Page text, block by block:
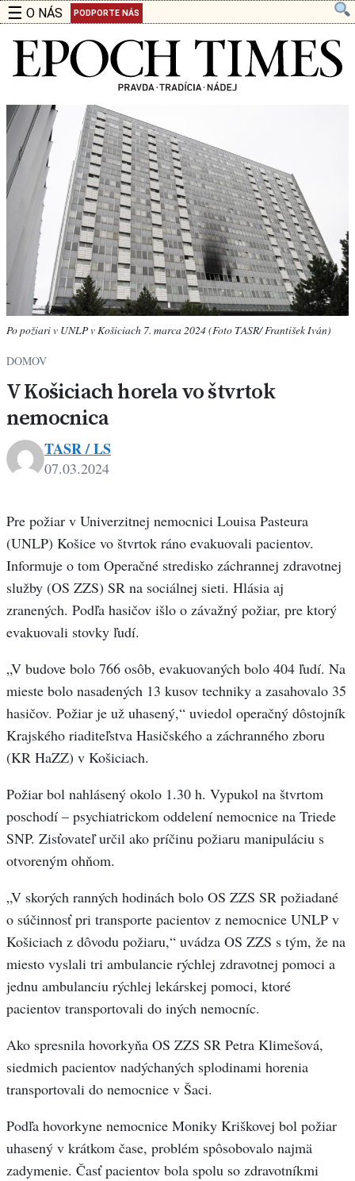
☰ O NÁS PODPORTE NÁS
Po požiari v UNLP v Košiciach 7. marca 2024 (Foto TASR/ František Iván)
DOMOV
V Košiciach horela vo štvrtok
nemocnica
TASR / LS
07.03.2024
Pre požiar v Univerzitnej nemocnici Louisa Pasteura
(UNLP) Košice vo štvrtok ráno evakuovali pacientov.
Informuje o tom Operačné stredisko záchrannej zdravotnej
služby (OS ZZS) SR na sociálnej sieti. Hlásia aj
zranených. Podľa hasičov išlo o závažný požiar, pre ktorý
evakuovali stovky ľudí.
„V budove bolo 766 osôb, evakuovaných bolo 404 ľudí. Na
mieste bolo nasadených 13 kusov techniky a zasahovalo 35
hasičov. Požiar je už uhasený,“ uviedol operačný dôstojník
Krajského riaditeľstva Hasičského a záchranného zboru
(KR HaZZ) v Košiciach.
Požiar bol nahlásený okolo 1.30 h. Vypukol na štvrtom
poschodí – psychiatrickom oddelení nemocnice na Triede
SNP. Zisťovateľ určil ako príčinu požiaru manipuláciu s
otvoreným ohňom.
„V skorých ranných hodinách bolo OS ZZS SR požiadané
o súčinnosť pri transporte pacientov z nemocnice UNLP v
Košiciach z dôvodu požiaru,“ uvádza OS ZZS s tým, že na
miesto vyslali tri ambulancie rýchlej zdravotnej pomoci a
jednu ambulanciu rýchlej lekárskej pomoci, ktoré
pacientov transportovali do iných nemocníc.
Ako spresnila hovorkyňa OS ZZS SR Petra Klimešová,
siedmich pacientov nadýchaných splodinami horenia
transportovali do nemocnice v Šaci.
Podľa hovorkyne nemocnice Moniky Kriškovej bol požiar
uhasený v krátkom čase, problém spôsobovalo najmä
zadymenie. Časť pacientov bola spolu so zdravotníkmi